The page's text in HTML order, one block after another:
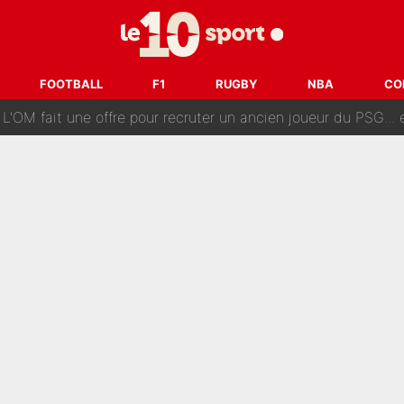
FOOTBALL F1 RUGBY NBA
annonce un premier problème pour Zinedine Zidane en
et va entrer dans une nouvelle dimension :
fait une offre pour recruter un ancien joueur du